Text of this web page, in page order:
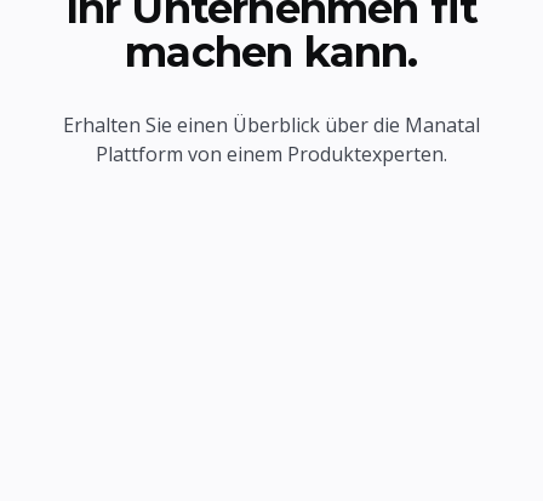
machen kann.
Erhalten Sie einen Überblick über die Manatal
Plattform von einem Produktexperten.